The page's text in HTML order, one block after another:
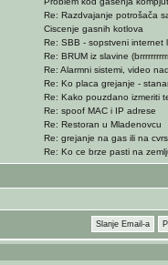
Re: Razdvajanje potrošača
Ciscenje gasnih kotlova
Re: SBB - sopstveni internet
Re: BRUM iz slavine
Re: Alarmni sistemi, video
Re: Ko placa grejanje -
Re: Kako pouzdano izmeriti
Re: spoof MAC i IP adrese
Re: Restoran u Mladenovcu
Re: grejanje na gas ili na
Re: Ko ce brze pasti na
Slanje Email-a